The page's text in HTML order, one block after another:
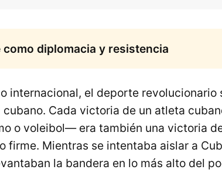
como diplomacia y resistencia
internacional, el deporte
cubano. Cada victoria de un atleta
o voleibol— era también una victoria
firme. Mientras se intentaba aislar a
la bandera en lo más alto del